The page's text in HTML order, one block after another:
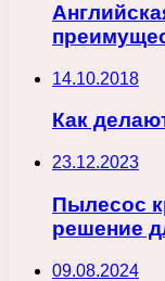
14.10.2018
Как
23.12.2023
Пылесос
решение
09.08.2024